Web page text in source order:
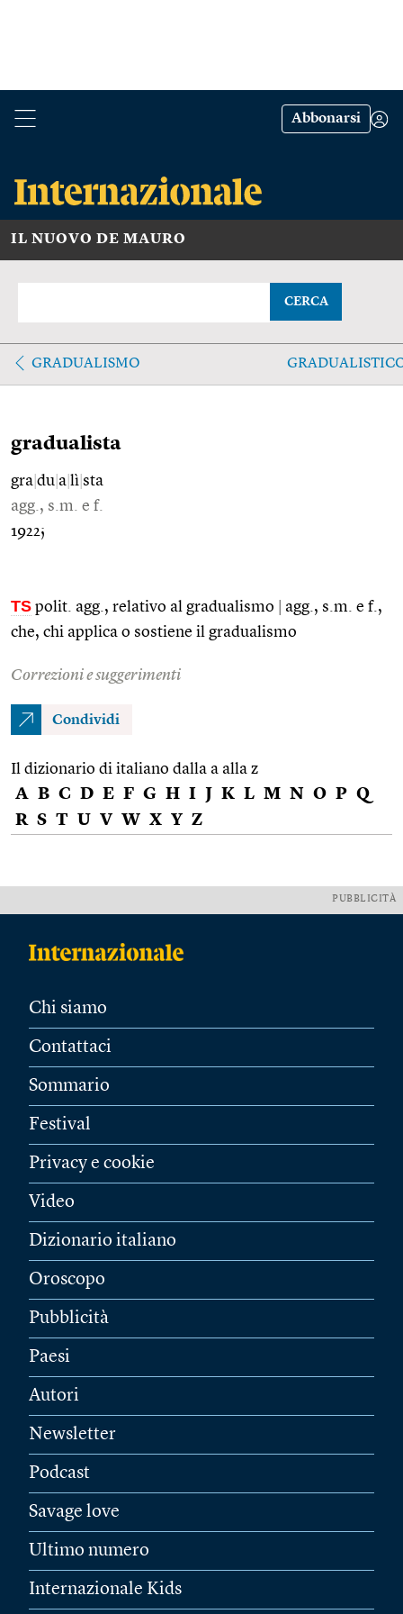
Abbonarsi
IL NUOVO DE MAURO
CERCA
GRADUALISMO
gradualista
gra du a lì sta
agg., s.m. e f.
1922;
TS polit. agg., relativo al gradualismo
agg., s.m. e f.,
che, chi applica o sostiene il gradualismo
Correzioni e suggerimenti
Condividi
Il dizionario di italiano dalla a alla z
A B C D E F G H I J K L M N O P Q
R S T U V W X Y Z
PUBBLICITÀ
Chi siamo
Contattaci
Sommario
Festival
Privacy e cookie
Video
Dizionario italiano
Oroscopo
Pubblicità
Paesi
Autori
Newsletter
Podcast
Savage love
Ultimo numero
Internazionale Kids